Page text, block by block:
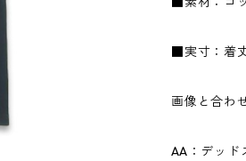
■実寸：着
画像と合わ
AA：デッド